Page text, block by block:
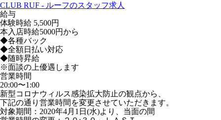
CLUB RUF - ルーフのスタッフ求人
給与
体験時給 5,500円
本入店時給5000円から
◆各種バック
◆全額日払い対応
◆随時昇給
※面談の上優遇します
営業時間
20:00〜1:00
新型コロナウィルス感染拡大防止の観点から、
下記の通り営業時間を変更させていただきます。
対象期間：2020年4月1日(水)より、当面の間